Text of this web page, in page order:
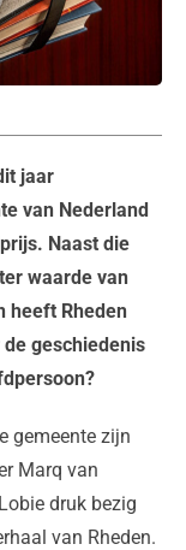
jaar
van Nederland
Naast die
waarde van
heeft Rheden
geschiedenis
gemeente zijn
Marq van
druk bezig
van Rheden.